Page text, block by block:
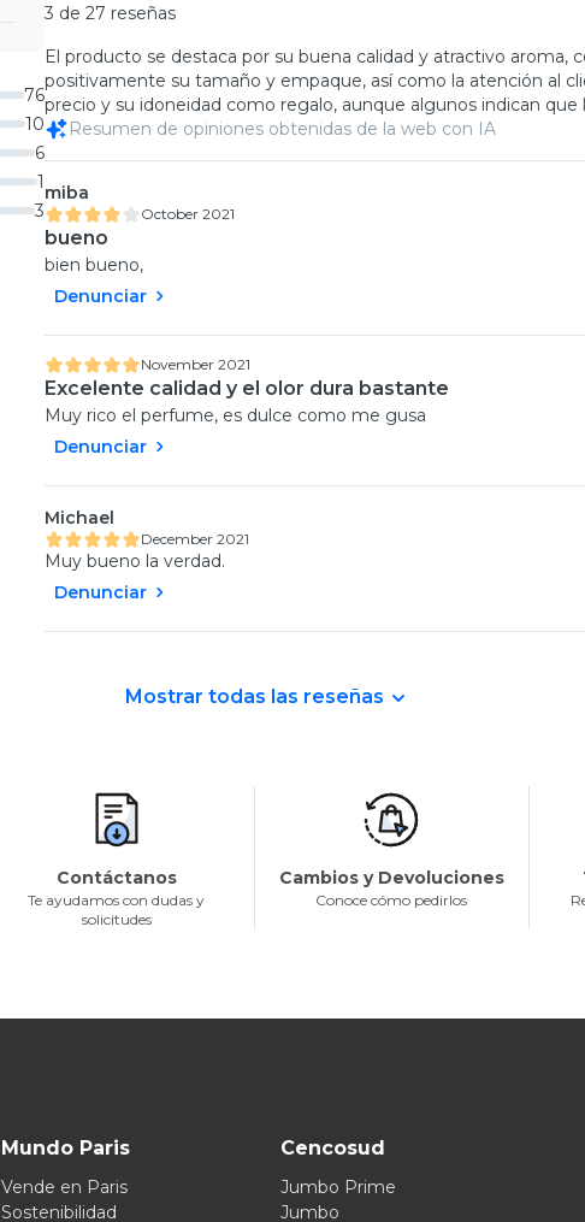
76
10
6
1
3
3 de 27 reseñas
El producto se destaca por su buena calidad y atractivo aroma,
positivamente su tamaño y empaque, así como la atención al
precio y su idoneidad como regalo, aunque algunos indican que
Resumen de opiniones obtenidas de la web con IA
miba
October 2021
bueno
bien bueno,
Denunciar
November 2021
Excelente calidad y el olor dura bastante
Muy rico el perfume, es dulce como me gusa
Denunciar
Michael
December 2021
Muy bueno la verdad.
Denunciar
Mostrar todas las reseñas
Contáctanos
Te ayudamos con dudas y
solicitudes
Cambios y Devoluciones
Conoce cómo pedirlos
Mundo Paris
Vende en Paris
Sostenibilidad
Cencosud
Jumbo Prime
Jumbo